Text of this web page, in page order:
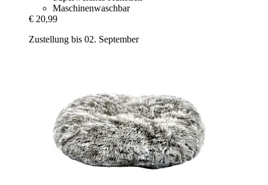
Maschinenwaschbar
€ 20,99
Zustellung bis 02. September